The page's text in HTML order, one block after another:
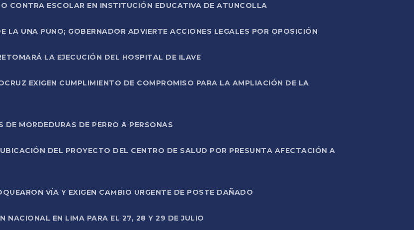
CONTRA ESCOLAR EN INSTITUCIÓN EDUCATIVA DE ATUNCOLLA
UNA PUNO; GOBERNADOR ADVIERTE ACCIONES LEGALES POR OPOSICIÓN
LA EJECUCIÓN DEL HOSPITAL DE ILAVE
EXIGEN CUMPLIMIENTO DE COMPROMISO PARA LA AMPLIACIÓN DE LA
MORDEDURAS DE PERRO A PERSONAS
DEL PROYECTO DEL CENTRO DE SALUD POR PRESUNTA AFECTACIÓN A
VÍA Y EXIGEN CAMBIO URGENTE DE POSTE DAÑADO
NACIONAL EN LIMA PARA EL 27, 28 Y 29 DE JULIO